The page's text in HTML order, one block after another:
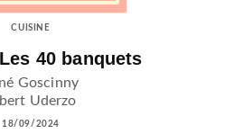
CUISINE
40 banquets
Goscinny
Uderzo
18/09/2024